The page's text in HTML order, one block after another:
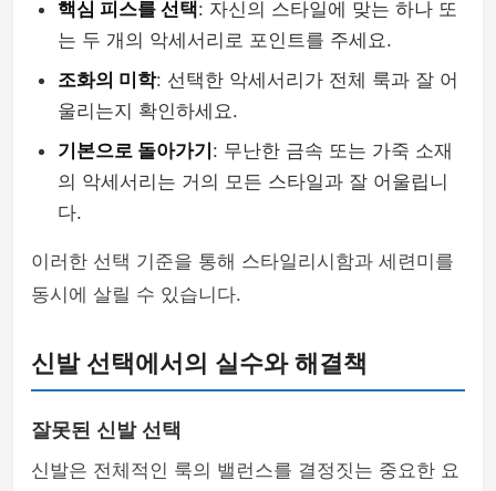
핵심 피스를 선택: 자신의 스타일에 맞는 하나 또
는 두 개의 악세서리로 포인트를 주세요.
조화의 미학: 선택한 악세서리가 전체 룩과 잘 어
울리는지 확인하세요.
기본으로 돌아가기 : 무난한 금속 또는 가죽 소재
의 악세서리는 거의 모든 스타일과 잘 어울립니
다.
이러한 선택 기준을 통해 스타일리시함과 세련미를
동시에 살릴 수 있습니다.
신발 선택에서의 실수와 해결책
잘못된 신발 선택
신발은 전체적인 룩의 밸런스를 결정짓는 중요한 요